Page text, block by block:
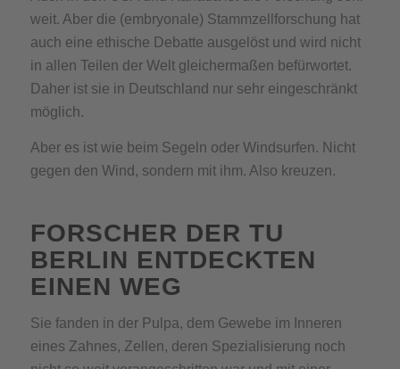
weit. Aber die (embryonale) Stammzellforschung hat
auch eine ethische Debatte ausgelöst und wird nicht
in allen Teilen der Welt gleichermaßen befürwortet.
Daher ist sie in Deutschland nur sehr eingeschränkt
möglich.
Aber es ist wie beim Segeln oder Windsurfen. Nicht
gegen den Wind, sondern mit ihm. Also kreuzen.
FORSCHER DER TU
BERLIN ENTDECKTEN
EINEN WEG
Sie fanden in der Pulpa, dem Gewebe im Inneren
eines Zahnes, Zellen, deren Spezialisierung noch